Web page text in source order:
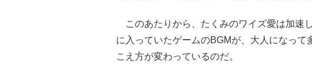
このあたりから、たくみのワイズ愛は加速
に入っていたゲームのBGMが、大人になって
こえ方が変わっているのだ。